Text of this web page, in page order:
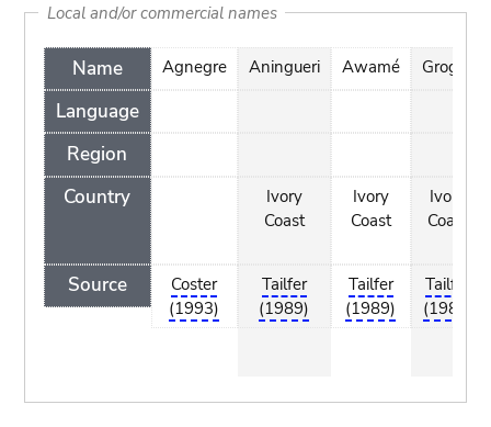
Local and/or commercial names
Name
Language
Region
Country
Source
Agnegre
Coster
(1993)
Aningueri
Ivory
Coast
Tailfer
(1989)
Awamé
Ivory
Coast
Tailfer
(1989)
Grogoli
Ivory
Coast
Tailfer
(1989)